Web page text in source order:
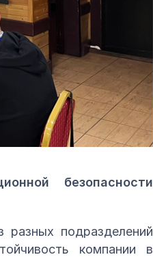
безопасности
подразделений
компании в